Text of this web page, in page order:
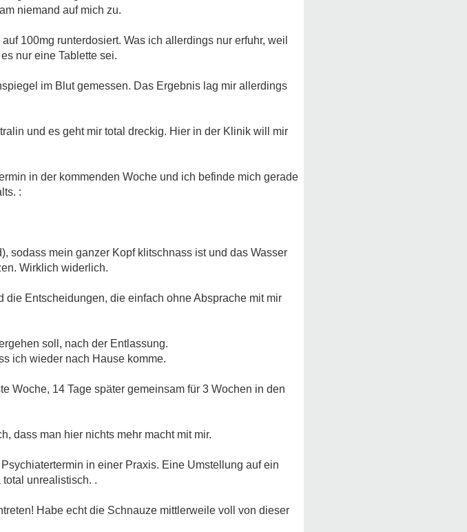
niemand auf mich zu.
100mg runterdosiert. Was ich allerdings nur erfuhr, weil
nur eine Tablette sei.
im Blut gemessen. Das Ergebnis lag mir allerdings
und es geht mir total dreckig. Hier in der Klinik will mir
in der kommenden Woche und ich befinde mich gerade
:
sodass mein ganzer Kopf klitschnass ist und das Wasser
Wirklich widerlich.
Entscheidungen, die einfach ohne Absprache mit mir
soll, nach der Entlassung.
ich wieder nach Hause komme.
Woche, 14 Tage später gemeinsam für 3 Wochen in den
dass man hier nichts mehr macht mit mir.
in einer Praxis. Eine Umstellung auf ein
unrealistisch. .
Habe echt die Schnauze mittlerweile voll von dieser